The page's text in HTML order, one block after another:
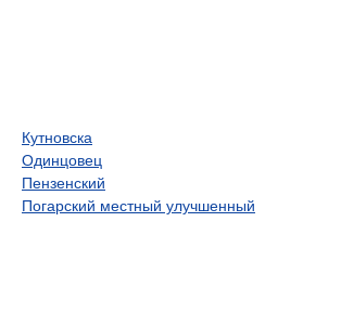
Кутновска
Одинцовец
Пензенский
Погарский местный улучшенный